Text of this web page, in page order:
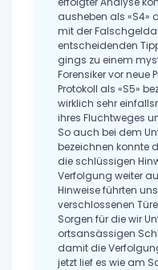
ausheben als «S4»
mit der
entscheidenden
gings zu einem
Forensiker vor neue
Protokoll als «S5»
wirklich sehr
ihres Fluchtweges
So auch bei dem
bezeichnen konnte
die schlüssigen
Verfolgung weiter
Hinweise führten
verschlossenen
Sorgen für die wir
ortsansässigen
damit die
jetzt lief es wie am